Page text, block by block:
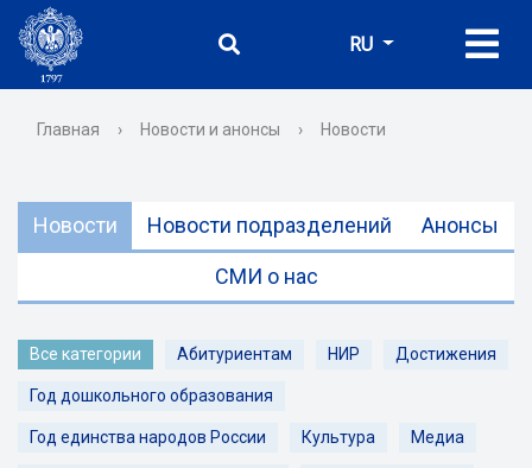
RU
Главная › Новости и анонсы › Новости
Новости Новости подразделений Анонсы
СМИ о нас
Все категории Абитуриентам НИР Достижения
Год дошкольного образования
Год единства народов России Культура Медиа